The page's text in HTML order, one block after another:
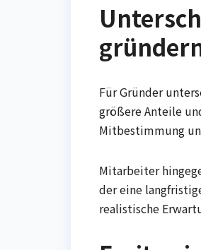
Für Gründer
größere Anteile
Mitbestimmung
Mitarbeiter
der eine
realistische